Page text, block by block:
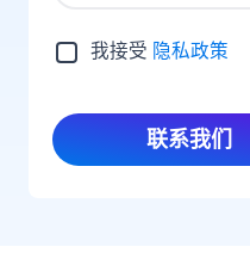
我接受 隐私政策
联系我们